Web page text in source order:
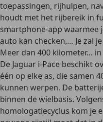
toepassingen, rijhulpen,
houdt met het rijbereik in
smartphone-app waarmee
auto kan checken,… Je zal
Meer dan 400 kilometer…
De Jaguar i-Pace beschikt
één op elke as, die samen
kunnen werpen. De
binnen de wielbasis.
homologatiecyclus kom je